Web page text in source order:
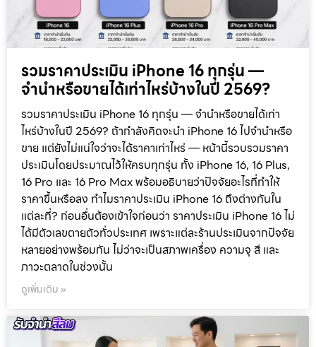
รวมราคาประเมิน iPhone 16 ทุกรุ่น —
จำนำหรือขายได้เท่าไหร่บ้างในปี 2569?
รวมราคาประเมิน iPhone 16 ทุกรุ่น — จำนำหรือขายได้เท่า
ไหร่บ้างในปี 2569? ถ้ากำลังคิดจะนำ iPhone 16 ไปจำนำหรือ
ขาย แต่ยังไม่แน่ใจว่าจะได้ราคาเท่าไหร่ — หน้านี้รวบรวมราคา
ประเมินโดยประมาณไว้ให้ครบทุกรุ่น ทั้ง iPhone 16, 16 Plus,
16 Pro และ 16 Pro Max พร้อมอธิบายว่าปัจจัยอะไรที่ทำให้
ราคาขึ้นหรือลง ทำไมราคาประเมิน iPhone 16 ถึงต่างกันใน
แต่ละที่? ก่อนอื่นต้องเข้าใจก่อนว่า ราคาประเมิน iPhone 16 ไม่
ได้มีตัวเลขตายตัวทั่วประเทศ เพราะแต่ละร้านประเมินจากปัจจัย
หลายอย่างพร้อมกัน ไม่ว่าจะเป็นสภาพเครื่อง ความจุ สี และ
ภาวะตลาดในช่วงนั้น
ดูเพิ่มเติม »